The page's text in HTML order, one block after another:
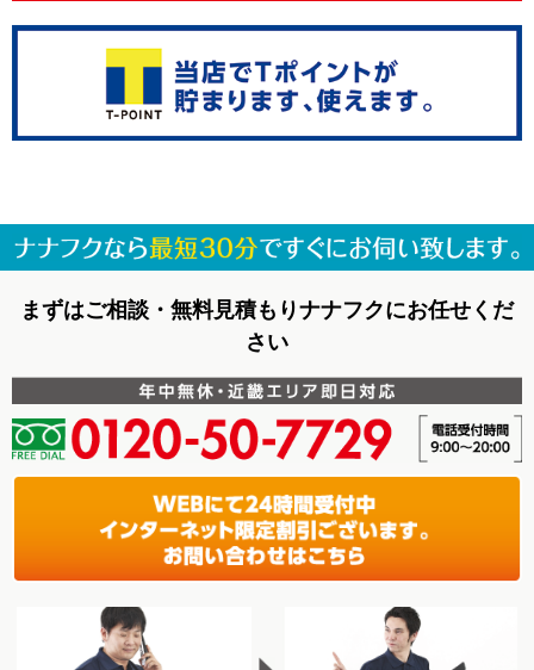
まずはご相談・無料見積もりナナフクにお任せくだ
さい